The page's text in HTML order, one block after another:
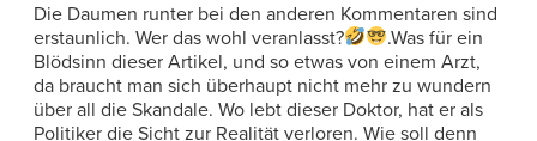
Die Daumen runter bei den anderen Kommentaren sind
erstaunlich. Wer das wohl veranlasst?
.Was für ein
Blödsinn dieser Artikel, und so etwas von einem Arzt,
da braucht man sich überhaupt nicht mehr zu wundern
über all die Skandale. Wo lebt dieser Doktor, hat er als
Politiker die Sicht zur Realität verloren. Wie soll denn